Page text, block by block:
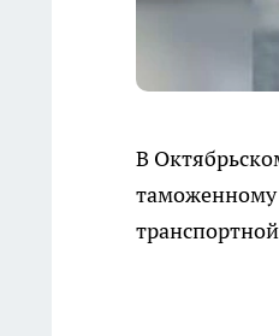
В
таможенному